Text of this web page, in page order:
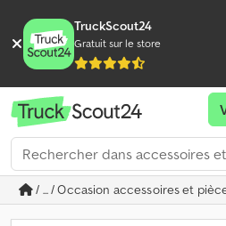
TruckScout24
Gratuit sur le store
/ ... / Occasion accessoires et